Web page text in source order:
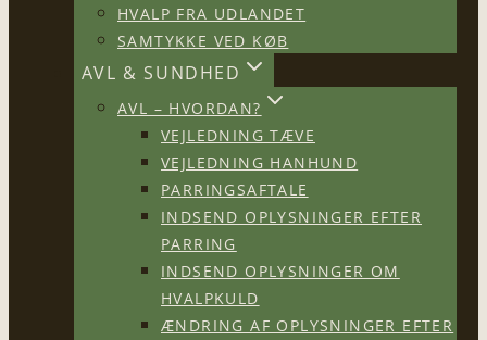
HVALP FRA UDLANDET
SAMTYKKE VED KØB
AVL & SUNDHED
AVL – HVORDAN?
VEJLEDNING TÆVE
VEJLEDNING HANHUND
PARRINGSAFTALE
INDSEND OPLYSNINGER EFTER
PARRING
INDSEND OPLYSNINGER OM
HVALPKULD
ÆNDRING AF OPLYSNINGER EFTER